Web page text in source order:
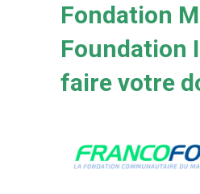
Fondation
Foundation
faire votre